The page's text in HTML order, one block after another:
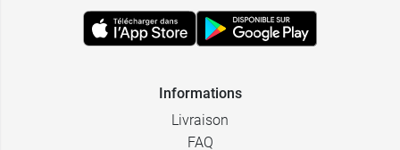
Informations
Livraison
FAQ